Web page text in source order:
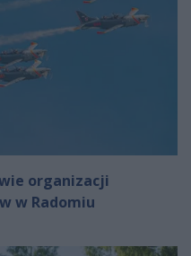
organizacji
w Radomiu